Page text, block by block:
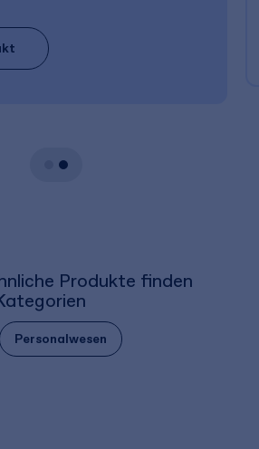
Produkte finden
Personalwesen